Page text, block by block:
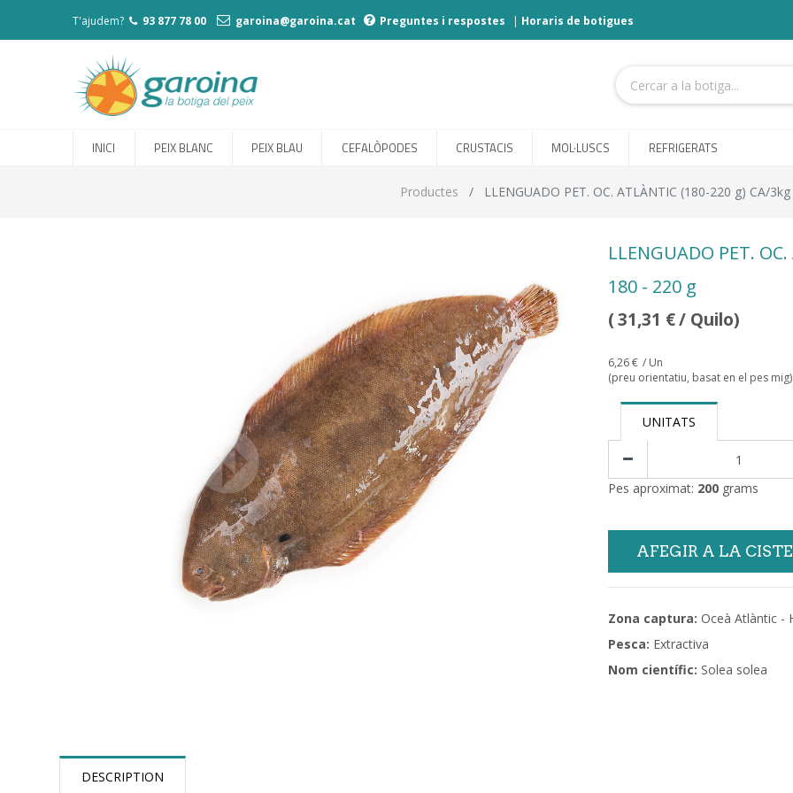
T'ajudem? 93 877 78 00 garoina@garoina.cat Preguntes i respostes | Horaris de botigues
INICI PEIX BLANC PEIX BLAU CEFALÒPODES CRUSTACIS MOL·LUSCS REFRIGERATS
Productes LLENGUADO PET. OC. ATLÀNTIC (180-220 g) CA/3kg
LLENGUADO PET.
180 - 220 g
(31,31 €/ Quilo)
6,26€ / Un
(preu orientatiu, basat en el pes mig)
UNITATS
Pes aproximat: 200 grams
AFEGIR A LA
Zona captura: Oceà Atlàntic -
Pesca: Extractiva
Nom científic: Solea solea
DESCRIPTION